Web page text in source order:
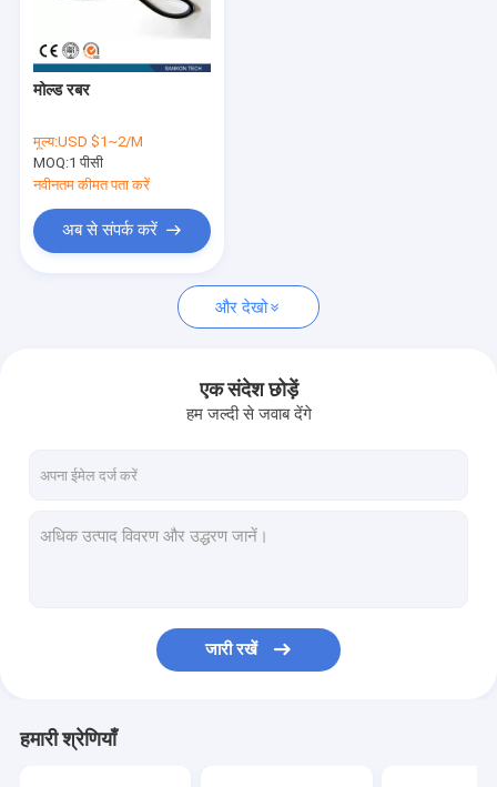
मोल्ड रबर
मूल्य:USD $1~2/M
MOQ:1 पीसी
नवीनतम कीमत पता करें
अब से संपर्क करें
और देखो
एक संदेश छोड़ें
हम जल्दी से जवाब देंगे
जारी रखें
हमारी श्रेणियाँ